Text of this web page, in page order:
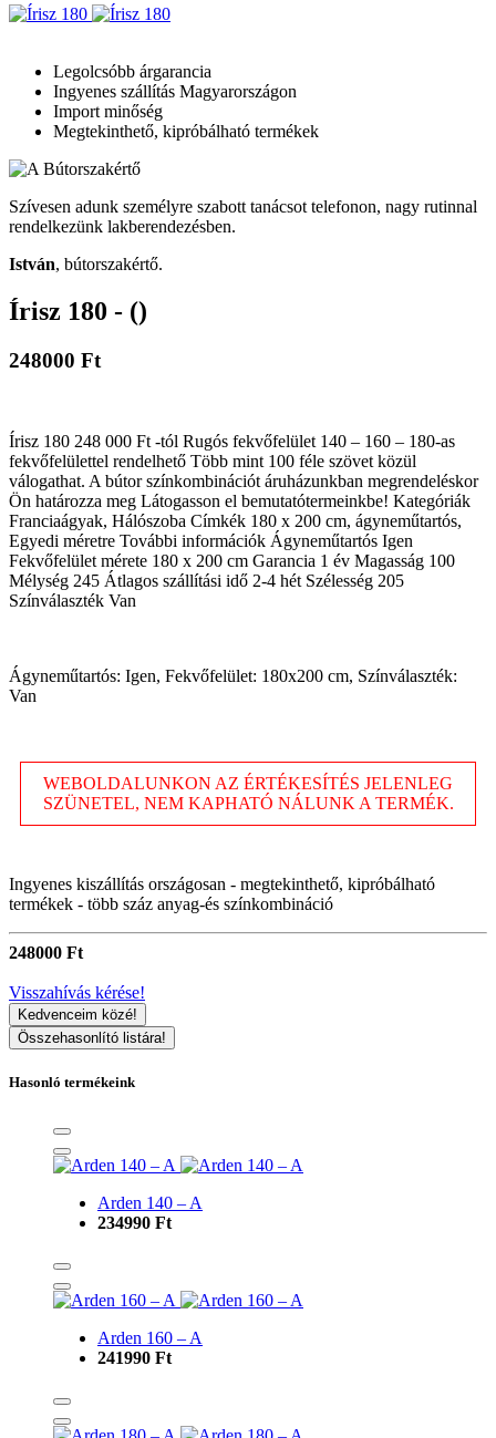
Legolcsóbb árgarancia
Ingyenes szállítás Magyarországon
Import minőség
Megtekinthető, kipróbálható termékek
Szívesen adunk személyre szabott tanácsot telefonon, nagy rutinnal
rendelkezünk lakberendezésben.
István, bútorszakértő.
Írisz 180 - ()
248000 Ft
Írisz 180 248 000 Ft -tól Rugós fekvőfelület 140 – 160 – 180-as
fekvőfelülettel rendelhető Több mint 100 féle szövet közül
válogathat. A bútor színkombinációt áruházunkban megrendeléskor
Ön határozza meg Látogasson el bemutatótermeinkbe! Kategóriák
Franciaágyak, Hálószoba Címkék 180 x 200 cm, ágyneműtartós,
Egyedi méretre További információk Ágyneműtartós Igen
Fekvőfelület mérete 180 x 200 cm Garancia 1 év Magasság 100
Mélység 245 Átlagos szállítási idő 2-4 hét Szélesség 205
Színválaszték Van
Ágyneműtartós: Igen, Fekvőfelület: 180x200 cm, Színválaszték:
Van
WEBOLDALUNKON AZ ÉRTÉKESÍTÉS JELENLEG
SZÜNETEL, NEM KAPHATÓ NÁLUNK A TERMÉK.
Ingyenes kiszállítás országosan - megtekinthető, kipróbálható
termékek - több száz anyag-és színkombináció
248000 Ft
Visszahívás kérése!
Kedvenceim közé!
Összehasonlító listára!
Hasonló termékeink
Arden 140 – A
234990 Ft
Arden 160 – A
241990 Ft